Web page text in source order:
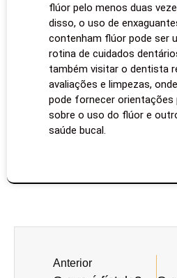
flúor pelo menos duas
disso, o uso de
contenham flúor pode ser
rotina de cuidados
também visitar o dentista
avaliações e limpezas,
pode fornecer orientações
sobre o uso do flúor e
saúde bucal.
Anterior